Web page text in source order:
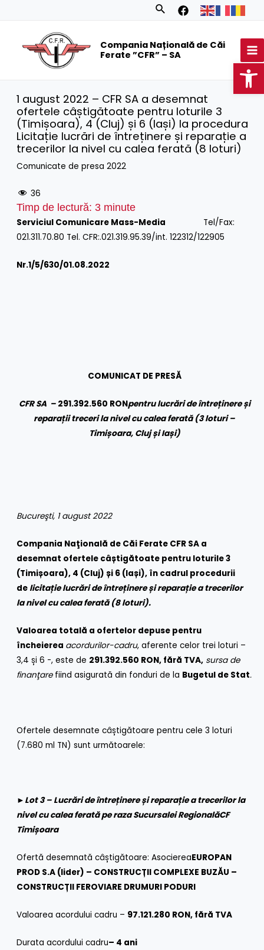
Search
Compania Națională de Căi
Ferate ”CFR” – SA
1 august 2022 – CFR SA a desemnat
ofertele câștigătoate pentru loturile 3
(Timișoara), 4 (Cluj) și 6 (Iași) la procedura
Licitație lucrări de întreținere și reparație a
trecerilor la nivel cu calea ferată (8 loturi)
Comunicate de presa 2022
36
Timp de lectură: 3 minute
Serviciul Comunicare Mass-Media Tel/Fax:
021.311.70.80 Tel. CFR:.021.319.95.39/int. 122312/122905
Nr.1/5/630/01.08.2022
COMUNICAT DE PRESĂ
CFR SA – 291.392.560 RONpentru lucrări de întreținere și
reparații treceri la nivel cu calea ferată (3 loturi –
Timișoara, Cluj și Iași)
Bucureşti, 1 august 2022
Compania Naţională de Căi Ferate CFR SA a
desemnat ofertele câștigătoate pentru loturile 3
(Timișoara), 4 (Cluj) și 6 (Iași), în cadrul procedurii
de licitație lucrări de întreținere și reparație a trecerilor
la nivel cu calea ferată (8 loturi).
Valoarea totală a ofertelor depuse pentru
încheierea acordurilor-cadru, aferente celor trei loturi –
3,4 și 6 -, este de 291.392.560 RON, fără TVA, sursa de
finanţare fiind asigurată din fonduri de la Bugetul de Stat.
Ofertele desemnate câștigătoare pentru cele 3 loturi
(7.680 ml TN) sunt următoarele:
► Lot 3 – Lucrări de întreținere și reparație a trecerilor la
nivel cu calea ferată pe raza Sucursalei RegionalăCF
Timișoara
Ofertă desemnată câștigătoare: AsociereaEUROPAN
PROD S.A (lider) – CONSTRUCȚII COMPLEXE BUZĂU –
CONSTRUCȚII FEROVIARE DRUMURI PODURI
Valoarea acordului cadru – 97.121.280 RON, fără TVA
Durata acordului cadru– 4 ani